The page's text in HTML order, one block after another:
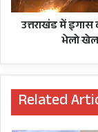
मुख्यमंत्री
जनता ने
दशक से चले आ
किया है। उसी
हिन्दी
पढ़ाई
आम
सबने
खेल
मनाया
इगास,
उत्तराखंड में
भेलो खेल
Related